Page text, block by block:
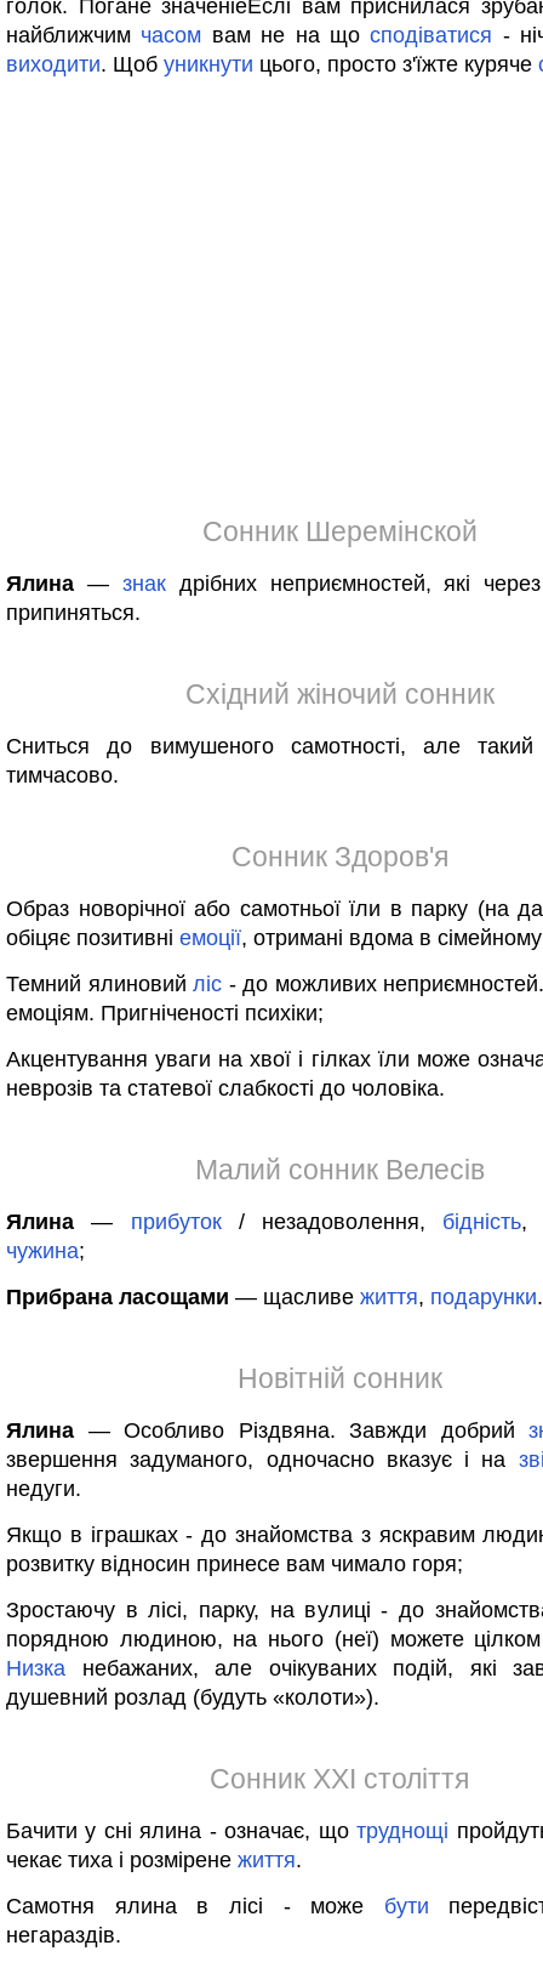
голок. Погане значеніеЕслі вам приснилася
найближчим часом вам не на щосподіватися -
виходити. Щоб уникнути цього, просто з'їжте куряче
Сонник Шеремінской
Ялина — знакдрібних неприємностей, які
припиняться.
Східний жіночий сонник
Сниться до вимушеного самотності, але
тимчасово.
Сонник Здоров'я
Образ новорічної або самотньої їли в парку (на
обіцяє позитивні емоції, отримані вдома в сімейному
Темний ялиновийліс - до можливих
емоціям. Пригніченості психіки;
Акцентування уваги на хвої і гілках їли може
неврозів та статевої слабкості до чоловіка.
Малий сонник Велесів
Ялина — прибуток/ незадоволення, бідність,
чужина;
Прибрана ласощами — щасливе життя, подарунки.
Новітній сонник
Ялина — Особливо Різдвяна. Завжди добрий
звершення задуманого, одночасно вказує і на
недуги.
Якщо в іграшках - до знайомства з яскравим
розвитку відносин принесе вам чимало горя;
Зростаючу в лісі, парку, на вулиці - до
порядною людиною, на нього (неї) можете цілком
Низка небажаних, але очікуваних подій, які
душевний розлад (будуть «колоти»).
Сонник XXI століття
Бачити у сні ялина - означає, щотруднощі
чекає тиха і розмірене життя.
Самотня ялина в лісі - може бути
негараздів.